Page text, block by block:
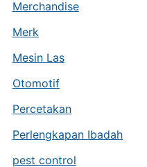
Merchandise
Merk
Mesin Las
Otomotif
Percetakan
Perlengkapan Ibadah
pest control